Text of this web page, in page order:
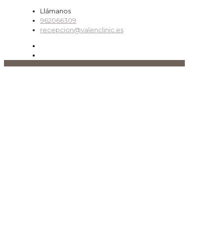
Llámanos
962066309
recepcion@valenclinic.es